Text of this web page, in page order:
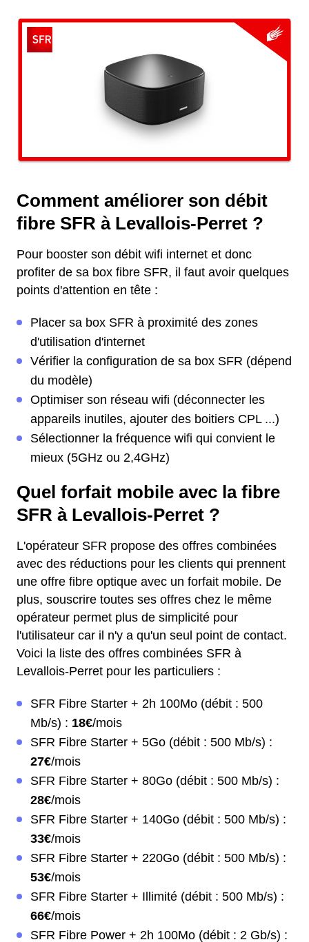
Comment améliorer son débit
fibre SFR à Levallois-Perret ?
Pour booster son débit wifi internet et donc
profiter de sa box fibre SFR, il faut avoir quelques
points d'attention en tête :
Placer sa box SFR à proximité des zones
d'utilisation d'internet
Vérifier la configuration de sa box SFR (dépend
du modèle)
Optimiser son réseau wifi (déconnecter les
appareils inutiles, ajouter des boitiers CPL ...)
Sélectionner la fréquence wifi qui convient le
mieux (5GHz ou 2,4GHz)
Quel forfait mobile avec la fibre
SFR à Levallois-Perret ?
L'opérateur SFR propose des offres combinées
avec des réductions pour les clients qui prennent
une offre fibre optique avec un forfait mobile. De
plus, souscrire toutes ses offres chez le même
opérateur permet plus de simplicité pour
l'utilisateur car il n'y a qu'un seul point de contact.
Voici la liste des offres combinées SFR à
Levallois-Perret pour les particuliers :
SFR Fibre Starter + 2h 100Mo (débit : 500
Mb/s) : 18€/mois
SFR Fibre Starter + 5Go (débit : 500 Mb/s) :
27€/mois
SFR Fibre Starter + 80Go (débit : 500 Mb/s) :
28€/mois
SFR Fibre Starter + 140Go (débit : 500 Mb/s) :
33€/mois
SFR Fibre Starter + 220Go (débit : 500 Mb/s) :
53€/mois
SFR Fibre Starter + Illimité (débit : 500 Mb/s) :
66€/mois
SFR Fibre Power + 2h 100Mo (débit : 2 Gb/s) :